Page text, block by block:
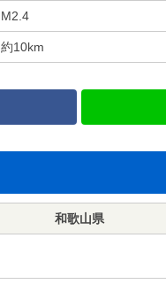
M2.4
約10km
和歌山県